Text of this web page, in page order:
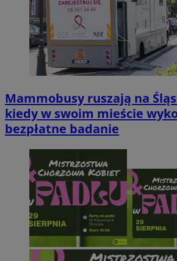
Mammobusy ruszają na
kiedy w swoim mieście
bezpłatne badanie